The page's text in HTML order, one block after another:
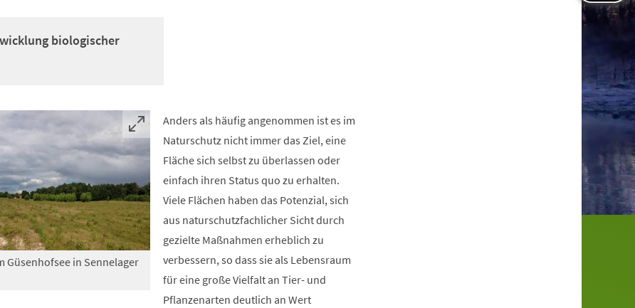
biologischer
Güsenhofsee in Sennelager
Anders als häufig angenommen ist es im
Naturschutz nicht immer das Ziel, eine
Fläche sich selbst zu überlassen oder
einfach ihren Status quo zu erhalten.
Viele Flächen haben das Potenzial, sich
aus naturschutzfachlicher Sicht durch
gezielte Maßnahmen erheblich zu
verbessern, so dass sie als Lebensraum
für eine große Vielfalt an Tier- und
Pflanzenarten deutlich an Wert